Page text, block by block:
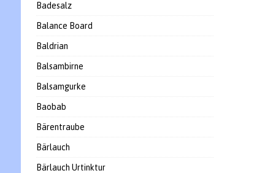
Badesalz
Balance Board
Baldrian
Balsambirne
Balsamgurke
Baobab
Bärentraube
Bärlauch
Bärlauch Urtinktur